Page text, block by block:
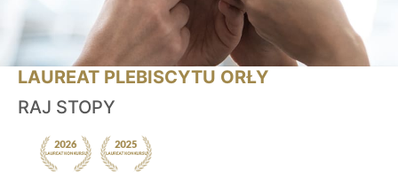
LAUREAT PLEBISCYTU ORŁY
RAJ STOPY